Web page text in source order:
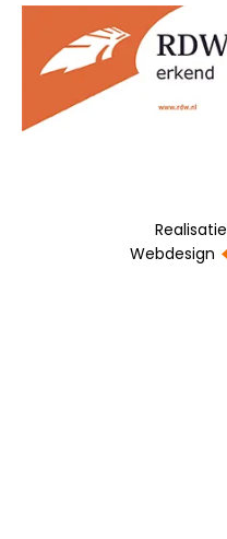
Realisatie
Webdesign